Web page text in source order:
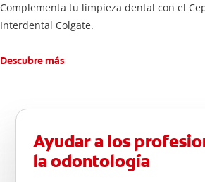
Complementa tu limpieza dental con el
Interdental Colgate.
Descubre más
Ayudar a los
la odontología